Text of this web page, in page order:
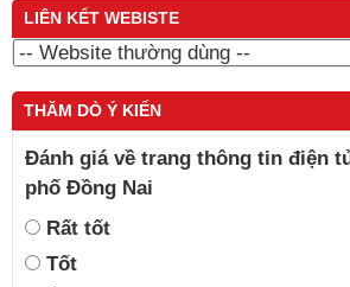
LIÊN KẾT WEBISTE
THĂM DÒ Ý KIẾN
Đánh giá về trang thông tin điện
phố Đồng Nai
Rất tốt
Tốt